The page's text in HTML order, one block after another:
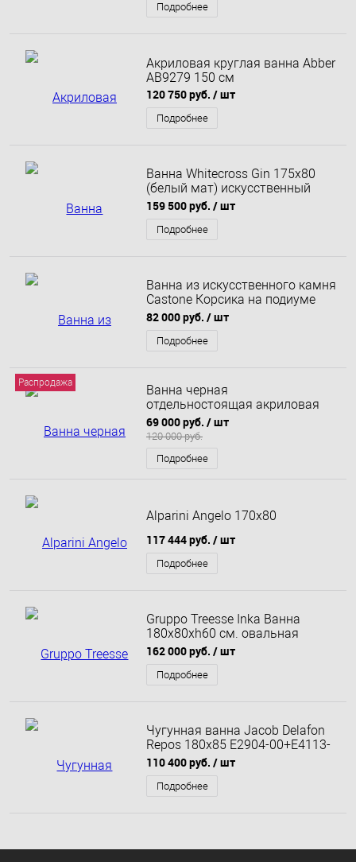
Подробнее
Акриловая круглая ванна Abber
AB9279 150 см
120 750 руб. / шт
Подробнее
Ванна Whitecross Gin 175x80
(белый мат) искусственный
камень
159 500 руб. / шт
Подробнее
Ванна из искусственного камня
Castone Корсика на подиуме
190x86
82 000 руб. / шт
Подробнее
Распродажа
Ванна черная
отдельностоящая акриловая
BelBagno BB71-Nero 180x80
69 000 руб. / шт
120 000 руб.
Подробнее
Alparini Angelo 170x80
117 444 руб. / шт
Подробнее
Gruppo Treesse Inka Ванна
180x80xh60 см. овальная
отдельностоящая акриловая,
со щелевым переливом, цвет:
белый глянцевый
162 000 руб. / шт
Подробнее
Чугунная ванна Jacob Delafon
Repos 180x85 E2904-00+E4113-
NF с ножками
110 400 руб. / шт
Подробнее